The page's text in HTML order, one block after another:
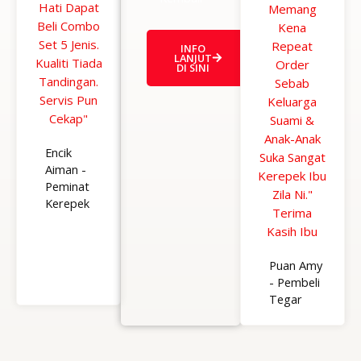
5
o
t
Hati Dapat
Beli Combo
Set 5 Jenis.
Kualiti Tiada
Tandingan.
Servis Pun
Cekap"
Encik
Aiman -
Peminat
Kerepek
INFO
LANJUT
DI SINI
Memang
Kena
Repeat
Order
Sebab
Keluarga
Suami &
Anak-Anak
Suka Sangat
Kerepek Ibu
Zila Ni."
Terima
Kasih Ibu
Puan Amy
- Pembeli
Tegar